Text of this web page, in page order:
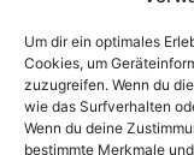
Um dir ein optimales
Cookies, um
zuzugreifen. Wenn du
wie das Surfverhalten
Wenn du deine
bestimmte Merkmale
Cookie-Richtlinie